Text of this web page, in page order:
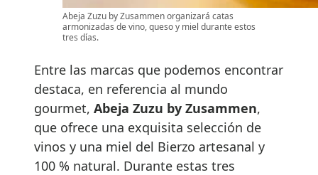
Abeja Zuzu by Zusammen organizará catas
armonizadas de vino, queso y miel durante estos
tres días.
Entre las marcas que podemos encontrar
destaca, en referencia al mundo
gourmet, Abeja Zuzu by Zusammen,
que ofrece una exquisita selección de
vinos y una miel del Bierzo artesanal y
100 % natural. Durante estas tres